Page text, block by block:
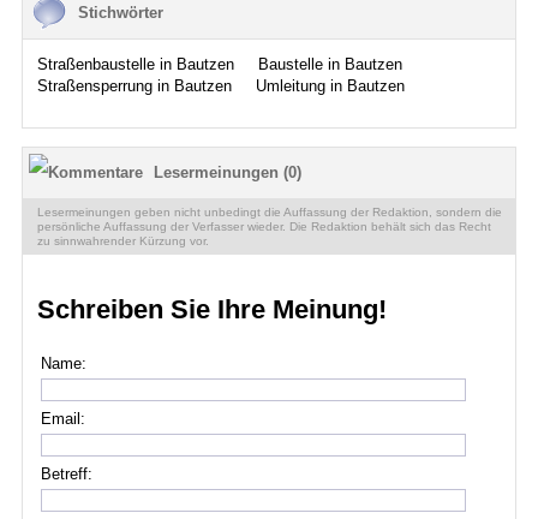
Stichwörter
Straßenbaustelle in Bautzen
Baustelle in Bautzen
Straßensperrung in Bautzen
Umleitung in Bautzen
Lesermeinungen (0)
Lesermeinungen geben nicht unbedingt die Auffassung der Redaktion, sondern die
persönliche Auffassung der Verfasser wieder. Die Redaktion behält sich das Recht
zu sinnwahrender Kürzung vor.
Schreiben Sie Ihre Meinung!
Name:
Email:
Betreff: